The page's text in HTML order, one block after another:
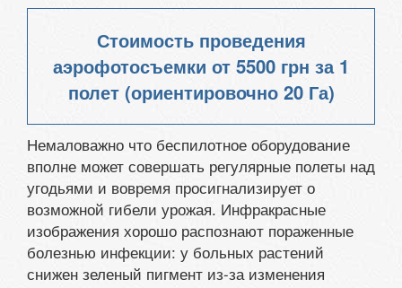
Стоимость проведения
аэрофотосъемки от 5500 грн за 1
полет (ориентировочно 20 Га)
Немаловажно что беспилотное оборудование
вполне может совершать регулярные полеты над
угодьями и вовремя просигнализирует о
возможной гибели урожая. Инфракрасные
изображения хорошо распознают пораженные
болезнью инфекции: у больных растений
снижен зеленый пигмент из-за изменения